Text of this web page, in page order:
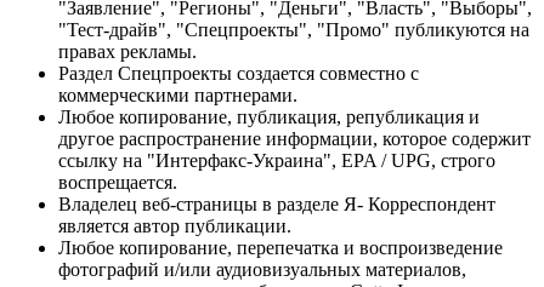
"Заявление", "Регионы", "Деньги", "Власть", "Выборы",
"Тест-драйв", "Спецпроекты", "Промо" публикуются на
правах рекламы.
Раздел Спецпроекты создается совместно с
коммерческими партнерами.
Любое копирование, публикация, републикация и
другое распространение информации, которое содержит
ссылку на "Интерфакс-Украина", EPA / UPG, строго
воспрещается.
Владелец веб-страницы в разделе Я- Корреспондент
является автор публикации.
Любое копирование, перепечатка и воспроизведение
фотографий и/или аудиовизуальных материалов,